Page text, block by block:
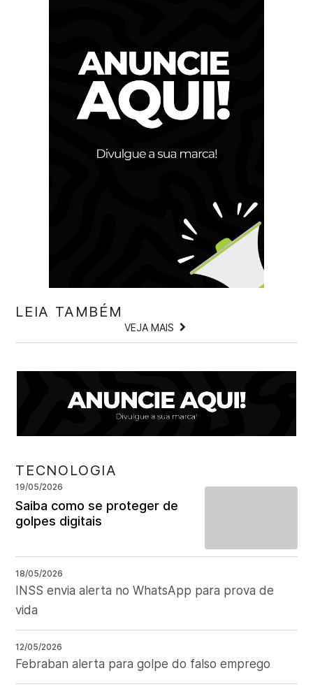
LEIA TAMBÉM
VEJA MAIS
TECNOLOGIA
19/05/2026
Saiba como se proteger de
golpes digitais
18/05/2026
INSS envia alerta no WhatsApp para prova de
vida
12/05/2026
Febraban alerta para golpe do falso emprego